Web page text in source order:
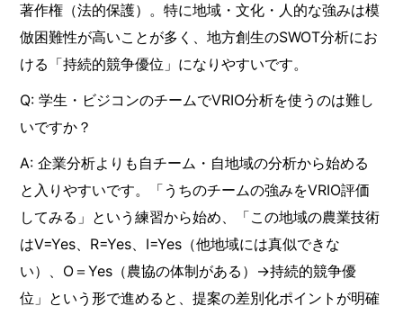
著作権（法的保護）。特に地域・文化・人的な強みは模
倣困難性が高いことが多く、地方創生のSWOT分析にお
ける「持続的競争優位」になりやすいです。
Q: 学生・ビジコンのチームでVRIO分析を使うのは難し
いですか？
A: 企業分析よりも自チーム・自地域の分析から始める
と入りやすいです。「うちのチームの強みをVRIO評価
してみる」という練習から始め、「この地域の農業技術
はV=Yes、R=Yes、I=Yes（他地域には真似できな
い）、O＝Yes（農協の体制がある）→持続的競争優
位」という形で進めると、提案の差別化ポイントが明確